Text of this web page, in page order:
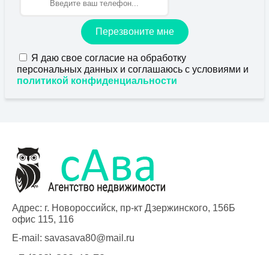
Перезвоните мне
Я даю свое согласие на обработку
персональных данных и соглашаюсь с условиями и
политикой конфиденциальности
Адрес: г. Новороссийск, пр-кт Дзержинского, 156Б
офис 115, 116
E-mail: savasava80@mail.ru